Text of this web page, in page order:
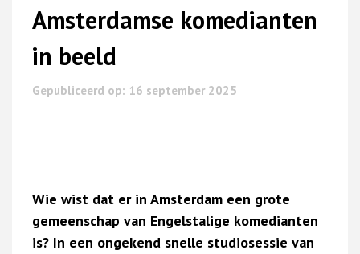
Amsterdamse komedianten
in beeld
Gepubliceerd op: 16 september 2025
Wie wist dat er in Amsterdam een grote
gemeenschap van Engelstalige komedianten
is? In een ongekend snelle studiosessie van